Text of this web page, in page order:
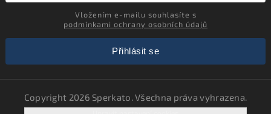
podmínkami ochrany osobních údajů
Přihlásit se
Copyright 2026 Sperkato. Všechna práva vyhrazena.